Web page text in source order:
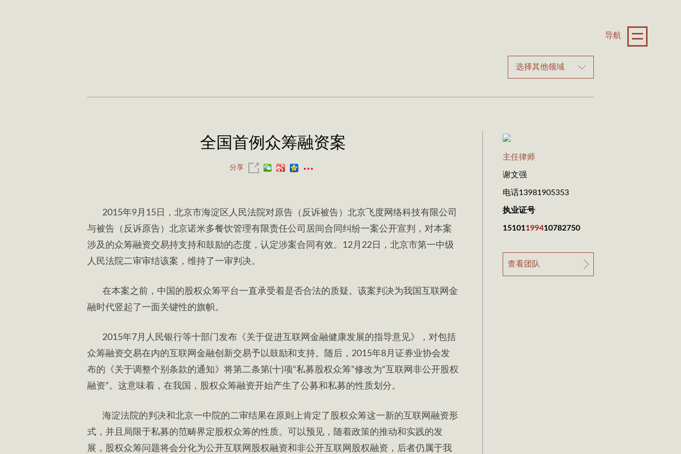
导航
选择其他领域
全国首例众筹融资案
分享 ...
2015年9月15日，北京市海淀区人民法院对原告（反诉被告）北京飞度网络科技有限公司
与被告（反诉原告）北京诺米多餐饮管理有限责任公司居间合同纠纷一案公开宣判，对本案
涉及的众筹融资交易持支持和鼓励的态度，认定涉案合同有效。12月22日，北京市第一中级
人民法院二审审结该案，维持了一审判决。
在本案之前，中国的股权众筹平台一直承受着是否合法的质疑。该案判决为我国互联网金
融时代竖起了一面关键性的旗帜。
2015年7月人民银行等十部门发布《关于促进互联网金融健康发展的指导意见》，对包括
众筹融资交易在内的互联网金融创新交易予以鼓励和支持。随后，2015年8月证券业协会发
布的《关于调整个别条款的通知》将第二条第(十)项“私募股权众筹”修改为“互联网非公开股权
融资”。这意味着，在我国，股权众筹融资开始产生了公募和私募的性质划分。
海淀法院的判决和北京一中院的二审结果在原则上肯定了股权众筹这一新的互联网融资形
式，并且局限于私募的范畴界定股权众筹的性质。可以预见，随着政策的推动和实践的发
展，股权众筹问题将会分化为公开互联网股权融资和非公开互联网股权融资，后者仍属于我
主任律师
谢文强
电话13981905353
执业证号
15101199410782750
查看团队